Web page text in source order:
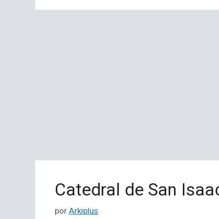
Catedral de San
por Arkiplus